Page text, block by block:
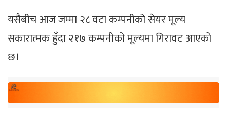
यसैबीच आज जम्मा २८ वटा कम्पनीको सेयर मूल्य
सकारात्मक हुँदा २१७ कम्पनीको मूल्यमा गिरावट आएको
छ।